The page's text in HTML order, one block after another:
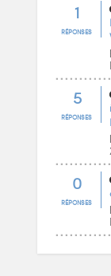
1
RÉPONSES
5
RÉPONSES
0
RÉPONSES